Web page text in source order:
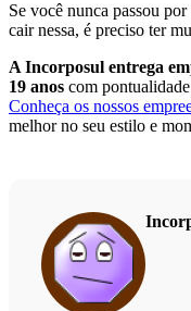
Se você nunca passou
cair nessa, é preciso ter
A Incorposul entrega
19 anos com
Conheça os nossos
melhor no seu estilo e